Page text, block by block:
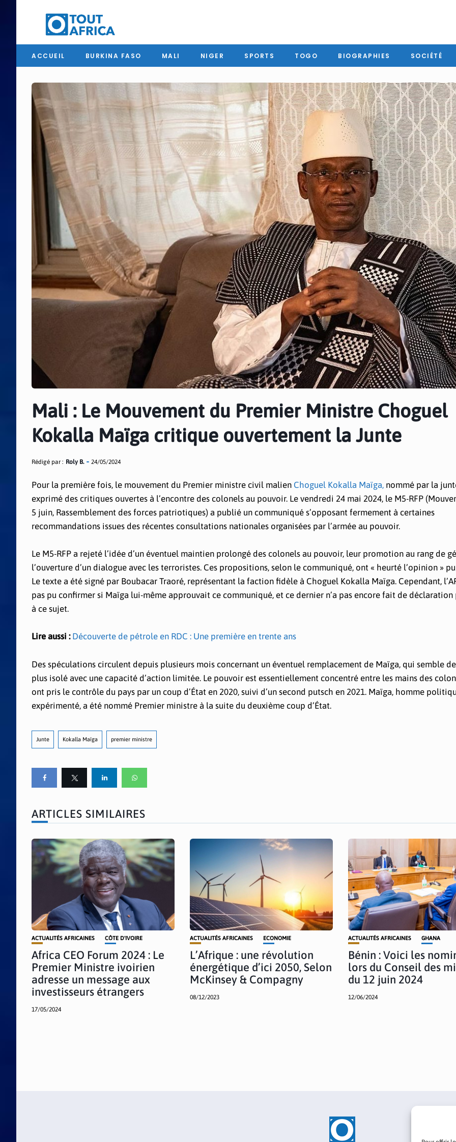
ACCUEIL BURKINA FASO MALI NIGER SPORTS TOGO BIOGRAPHIES SOCIÉTÉ
Mali : Le Mouvement du Premier Ministre Choguel
Kokalla Maïga critique ouvertement la Junte
Rédigé par : Roly B. 24/05/2024
Pour la première fois, le mouvement du Premier ministre civil malien Choguel Kokalla Maïga, nommé par la
exprimé des critiques ouvertes à l’encontre des colonels au pouvoir. Le vendredi 24 mai 2024, le M5-RFP
5 juin, Rassemblement des forces patriotiques) a publié un communiqué s’opposant fermement à certaines
recommandations issues des récentes consultations nationales organisées par l’armée au pouvoir.
Le M5-RFP a rejeté l’idée d’un éventuel maintien prolongé des colonels au pouvoir, leur promotion au rang de
l’ouverture d’un dialogue avec les terroristes. Ces propositions, selon le communiqué, ont « heurté l’opinion »
Le texte a été signé par Boubacar Traoré, représentant la faction fidèle à Choguel Kokalla Maïga. Cependant,
pas pu confirmer si Maïga lui-même approuvait ce communiqué, et ce dernier n’a pas encore fait de
à ce sujet.
Lire aussi : Découverte de pétrole en RDC : Une première en trente ans
Des spéculations circulent depuis plusieurs mois concernant un éventuel remplacement de Maïga, qui semble
plus isolé avec une capacité d’action limitée. Le pouvoir est essentiellement concentré entre les mains des
ont pris le contrôle du pays par un coup d’État en 2020, suivi d’un second putsch en 2021. Maïga, homme
expérimenté, a été nommé Premier ministre à la suite du deuxième coup d’État.
Junte Kokalla Maïga premier ministre
ARTICLES SIMILAIRES
ACTUALITÉS AFRICAINES CÔTE D'IVOIRE
Africa CEO Forum 2024 : Le
Premier Ministre ivoirien
adresse un message aux
investisseurs étrangers
17/05/2024
ACTUALITÉS AFRICAINES ECONOMIE
L’Afrique : une révolution
énergétique d’ici 2050, Selon
McKinsey & Compagny
08/12/2023
ACTUALITÉS AFRICAINES GHANA
Bénin : Voici les
lors du Conseil des
du 12 juin 2024
12/06/2024